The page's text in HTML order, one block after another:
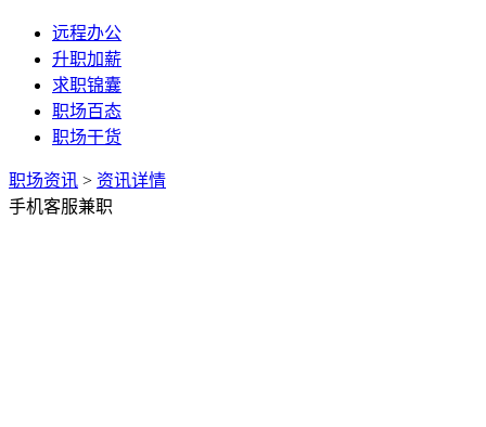
远程办公
升职加薪
求职锦囊
职场百态
职场干货
职场资讯 > 资讯详情
手机客服兼职